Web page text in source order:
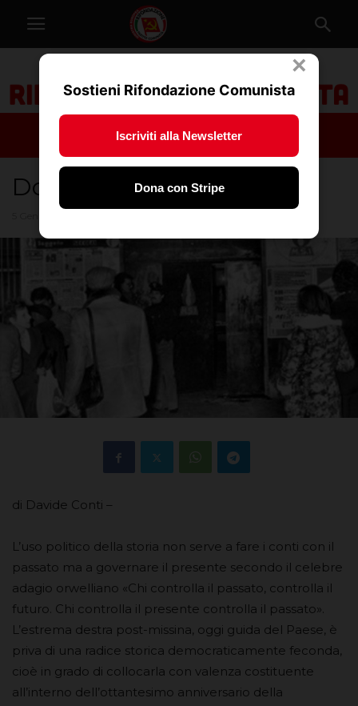
Domani Acca Larentia
di Davide Conti –
L’uso politico della storia non serve a fare i conti con il
passato ma a governare il presente secondo il celebre
adagio orwelliano «Chi controlla il passato, controlla il
futuro. Chi controlla il presente controlla il passato».
L’estrema destra post-missina, oggi guida del Paese, è
priva di una radice storica democraticamente feconda,
cioè in grado di collocarla con valenza costituente
all’interno dell’ottantesimo anniversario della
×
Sostieni Rifondazione Comunista
Iscriviti alla Newsletter
Dona con Stripe